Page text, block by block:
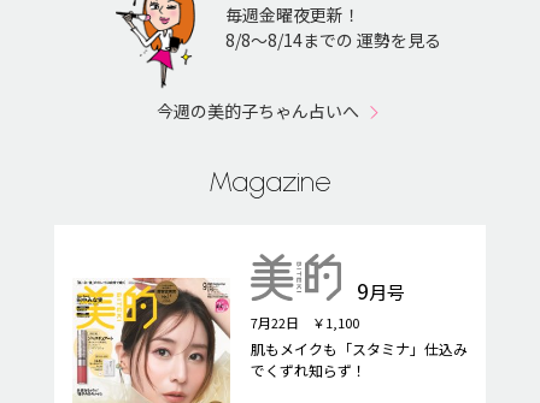
毎週金曜夜更新！
8/8〜8/14までの 運勢を見る
今週の美的子ちゃん占いへ
Magazine
9月号
7月22日 ￥1,100
肌もメイクも「スタミナ」仕込み
でくずれ知らず！